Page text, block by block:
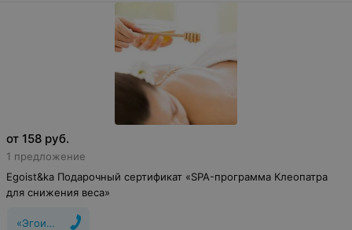
от 158 руб.
1 предложение
Egoist&ka Подарочный сертификат «SPA-программа Клеопатра
для снижения веса»
«Эгоист&ка»